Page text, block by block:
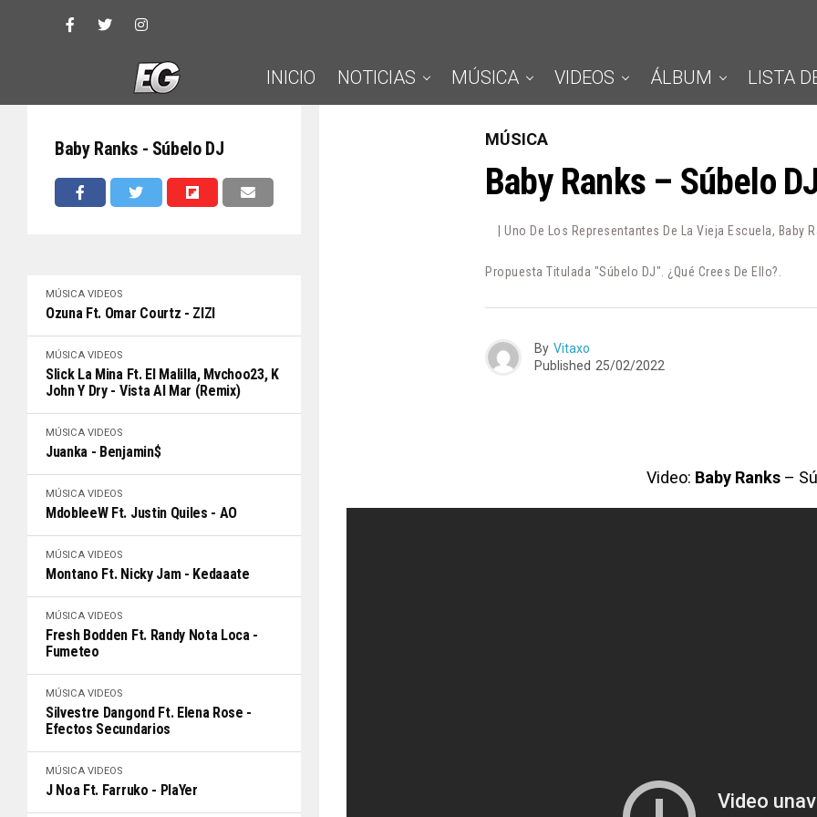
INICIO NOTICIAS MÚSICA VIDEOS ÁLBUM LISTA
Baby Ranks - Súbelo DJ
MÚSICA VIDEOS
Ozuna Ft. Omar Courtz - ZIZI
MÚSICA VIDEOS
Slick La Mina Ft. El Malilla, Mvchoo23, K
John Y Dry - Vista Al Mar (Remix)
MÚSICA VIDEOS
Juanka - Benjamin$
MÚSICA VIDEOS
MdobleeW Ft. Justin Quiles - AO
MÚSICA VIDEOS
Montano Ft. Nicky Jam - Kedaaate
MÚSICA VIDEOS
Fresh Bodden Ft. Randy Nota Loca -
Fumeteo
MÚSICA VIDEOS
Silvestre Dangond Ft. Elena Rose -
Efectos Secundarios
MÚSICA VIDEOS
J Noa Ft. Farruko - PlaYer
MÚSICA
Baby Ranks – Súbelo
| Uno De Los Representantes De La Vieja Escuela, Baby
Propuesta Titulada "Súbelo DJ". ¿Qué Crees De Ello?.
By Vitaxo
Published 25/02/2022
Video: Baby Ranks–